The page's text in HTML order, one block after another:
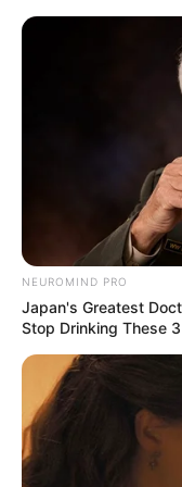
Porta
Com Caixa
NEUROMIND PRO
Japan's Greatest
Stop Drinking These